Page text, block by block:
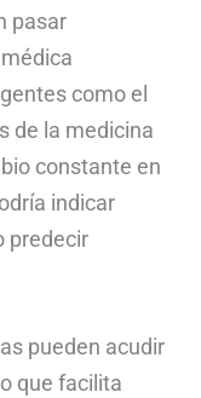
pasar
como el
de la medicina
constante en
indicar
predecir
pueden acudir
que facilita